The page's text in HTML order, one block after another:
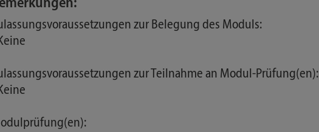
zur Belegung des Moduls:
zur Teilnahme an Modul-Prüfung(en):